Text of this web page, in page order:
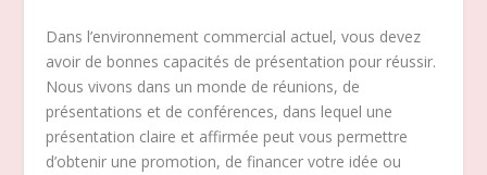
Dans l’environnement commercial actuel, vous devez
avoir de bonnes capacités de présentation pour réussir.
Nous vivons dans un monde de réunions, de
présentations et de conférences, dans lequel une
présentation claire et affirmée peut vous permettre
d’obtenir une promotion, de financer votre idée ou